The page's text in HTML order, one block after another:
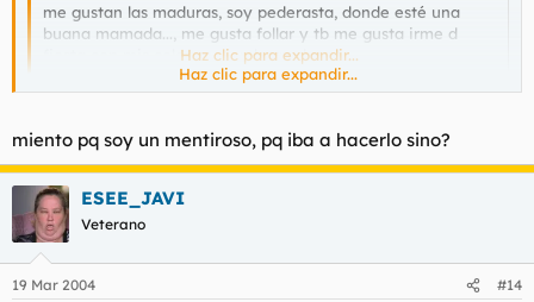
me gustan las maduras, soy pederasta, donde esté una
buana mamada..., me gusta follar y tb me gusta irme d
fiesta con mis colegas y emborracharme
Haz clic para expandir...
Haz clic para expandir...
miento pq soy un mentiroso, pq iba a hacerlo sino?
ESEE_JAVI
Veterano
19 Mar 2004 #14